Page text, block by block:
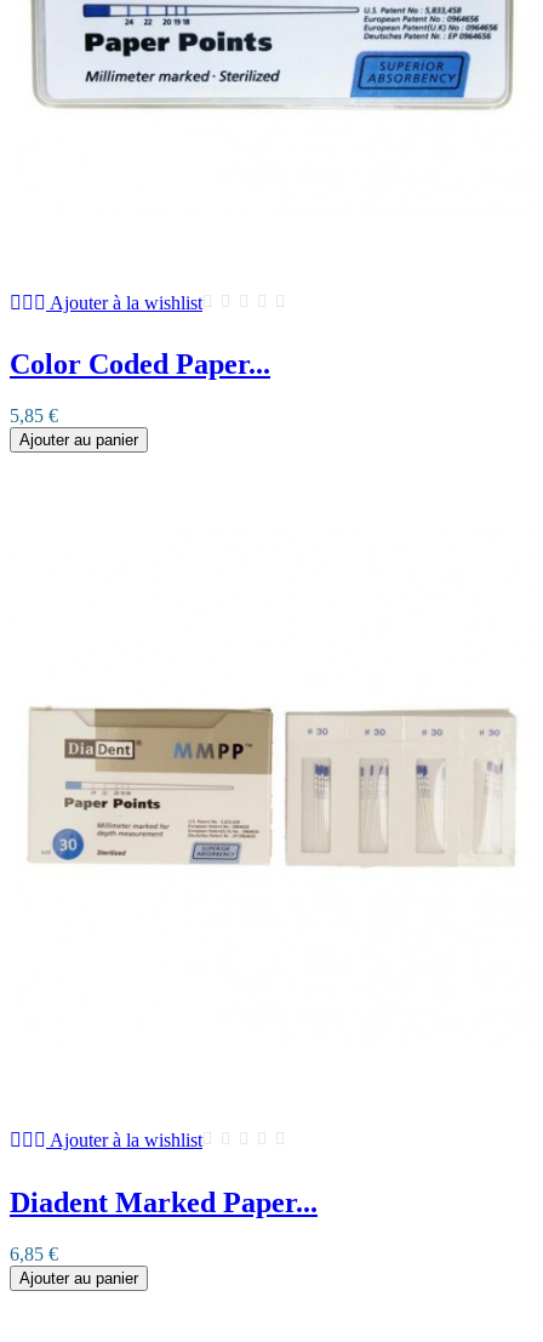
Ajouter à la wishlist
Color Coded Paper...
5,85 €
Ajouter au panier
Ajouter à la wishlist
Diadent Marked Paper...
6,85 €
Ajouter au panier